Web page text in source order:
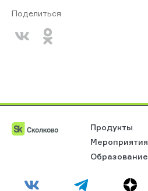
Поделиться
Продукты
Мероприятия
Образование